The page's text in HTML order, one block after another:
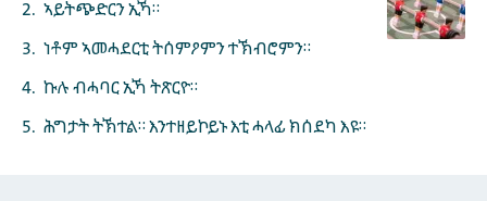
ኣይትጭድርን ኢኻ።
ነቶም ኣመሓደርቲ ትሰምዖምን ተኽብሮምን።
ኩሉ ብሓባር ኢኻ ትጽርዮ።
ሕግታት ትኽተል። እንተዘይኮይኑ እቲ ሓላፊ ክሰደካ እዩ።